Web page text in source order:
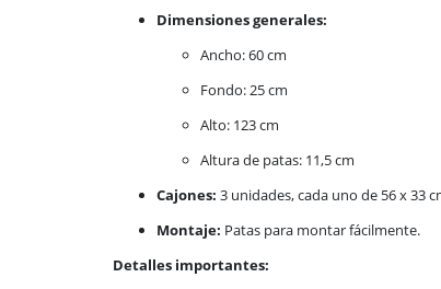
Dimensiones generales:
Ancho: 60 cm
Fondo: 25 cm
Alto: 123 cm
Altura de patas: 11,5 cm
Cajones: 3 unidades, cada uno de 56 x 33
Montaje: Patas para montar fácilmente.
Detalles importantes: